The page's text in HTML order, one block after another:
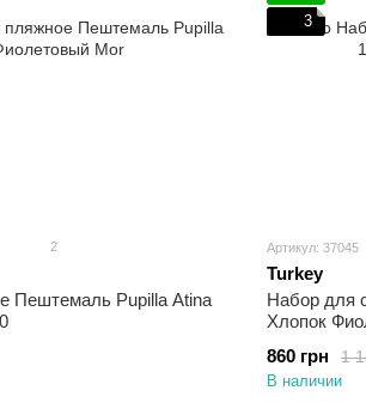
2
Пештемаль Pupilla Atina
3
Артикул: 37045
Turkey
Набор для
Хлопок
1
860 грн
В наличии